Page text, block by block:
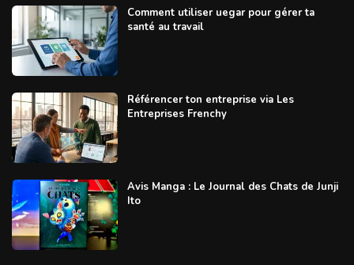
Comment utiliser uegar pour gérer ta
santé au travail
Référencer ton entreprise via Les
Entreprises Frenchy
Avis Manga : Le Journal des Chats de Junji
Ito